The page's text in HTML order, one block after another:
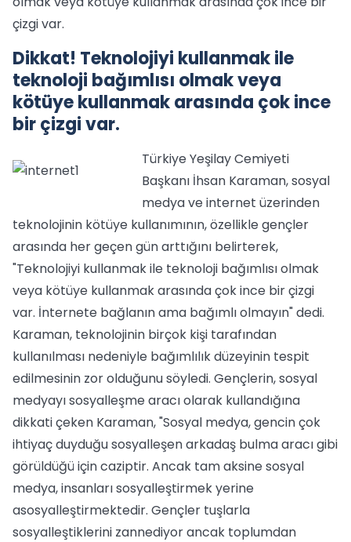
çizgi var.
Dikkat! Teknolojiyi kullanmak ile
teknoloji bağımlısı olmak veya
kötüye kullanmak arasında çok ince
bir çizgi var.
Türkiye Yeşilay Cemiyeti
Başkanı İhsan Karaman, sosyal
medya ve internet üzerinden
teknolojinin kötüye kullanımının, özellikle gençler
arasında her geçen gün arttığını belirterek,
"Teknolojiyi kullanmak ile teknoloji bağımlısı olmak
veya kötüye kullanmak arasında çok ince bir çizgi
var. İnternete bağlanın ama bağımlı olmayın" dedi.
Karaman, teknolojinin birçok kişi tarafından
kullanılması nedeniyle bağımlılık düzeyinin tespit
edilmesinin zor olduğunu söyledi. Gençlerin, sosyal
medyayı sosyalleşme aracı olarak kullandığına
dikkati çeken Karaman, "Sosyal medya, gencin çok
ihtiyaç duyduğu sosyalleşen arkadaş bulma aracı gibi
görüldüğü için caziptir. Ancak tam aksine sosyal
medya, insanları sosyalleştirmek yerine
asosyalleştirmektedir. Gençler tuşlarla
sosyalleştiklerini zannediyor ancak toplumdan